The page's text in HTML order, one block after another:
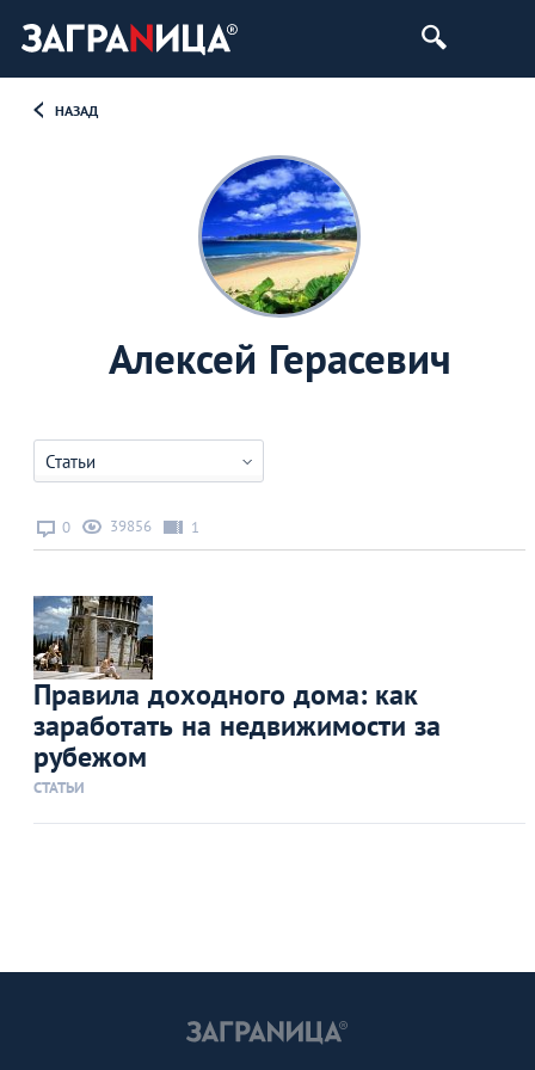
НАЗАД
Алексей Герасевич
Статьи
0 39856 1
Правила доходного дома: как
заработать на недвижимости за
рубежом
СТАТЬИ